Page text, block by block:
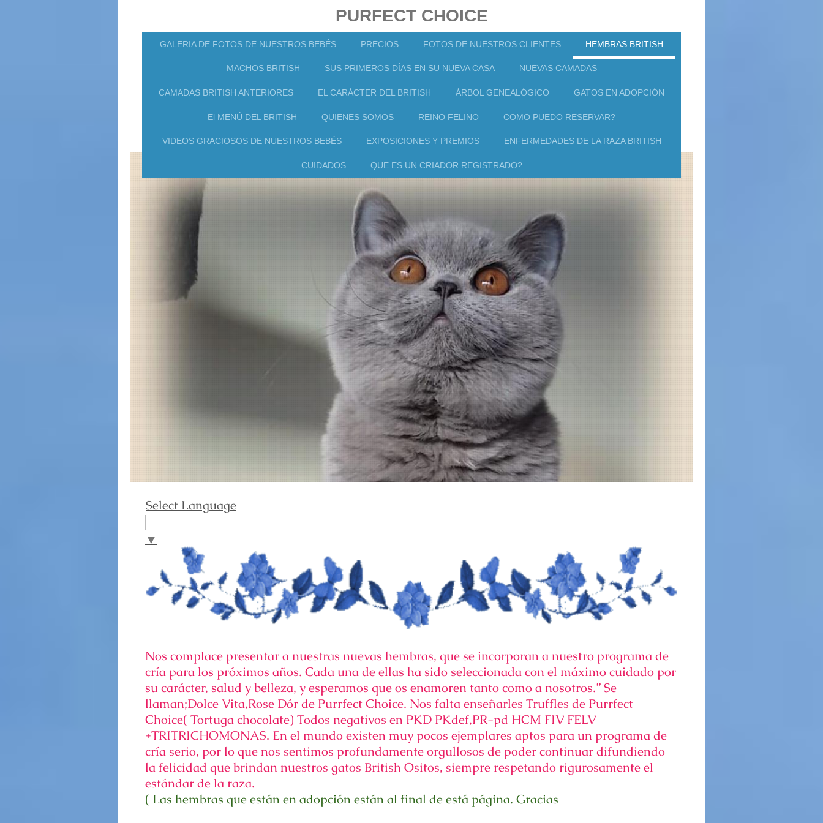
PURFECT CHOICE
GALERIA DE FOTOS DE NUESTROS BEBÉS PRECIOS FOTOS DE NUESTROS CLIENTES HEMBRAS BRITISH
MACHOS BRITISH SUS PRIMEROS DÍAS EN SU NUEVA CASA NUEVAS CAMADAS
CAMADAS BRITISH ANTERIORES EL CARÁCTER DEL BRITISH ÁRBOL GENEALÓGICO GATOS EN ADOPCIÓN
El MENÚ DEL BRITISH QUIENES SOMOS REINO FELINO COMO PUEDO RESERVAR?
VIDEOS GRACIOSOS DE NUESTROS BEBÉS EXPOSICIONES Y PREMIOS ENFERMEDADES DE LA RAZA BRITISH
CUIDADOS QUE ES UN CRIADOR REGISTRADO?
Select Language
▼
Nos complace presentar a nuestras nuevas hembras, que se incorporan a nuestro programa de
cría para los próximos años. Cada una de ellas ha sido seleccionada con el máximo cuidado por
su carácter, salud y belleza, y esperamos que os enamoren tanto como a nosotros.” Se
llaman;Dolce Vita,Rose Dór de Purrfect Choice. Nos falta enseñarles Truffles de Purrfect
Choice( Tortuga chocolate) Todos negativos en PKD PKdef,PR-pd HCM FIV FELV
+TRITRICHOMONAS. En el mundo existen muy pocos ejemplares aptos para un programa de
cría serio, por lo que nos sentimos profundamente orgullosos de poder continuar difundiendo
la felicidad que brindan nuestros gatos British Ositos, siempre respetando rigurosamente el
estándar de la raza.
( Las hembras que están en adopción están al final de está página. Gracias